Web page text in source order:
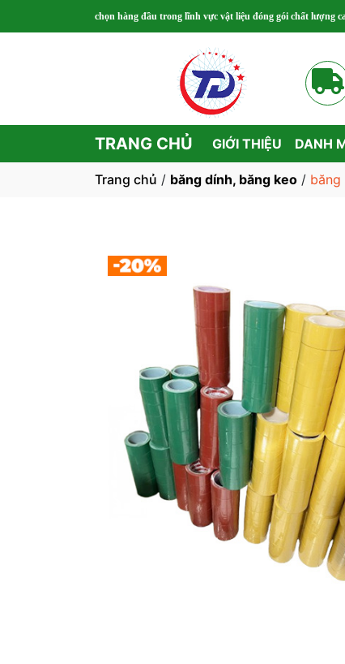
- Lựa chọn hàng đầu trong lĩnh vực vật liệu đóng gói chất lượng cao
TRANG CHỦ GIỚI THIỆU DANH
Trang chủ / băng dính, băng keo / băng